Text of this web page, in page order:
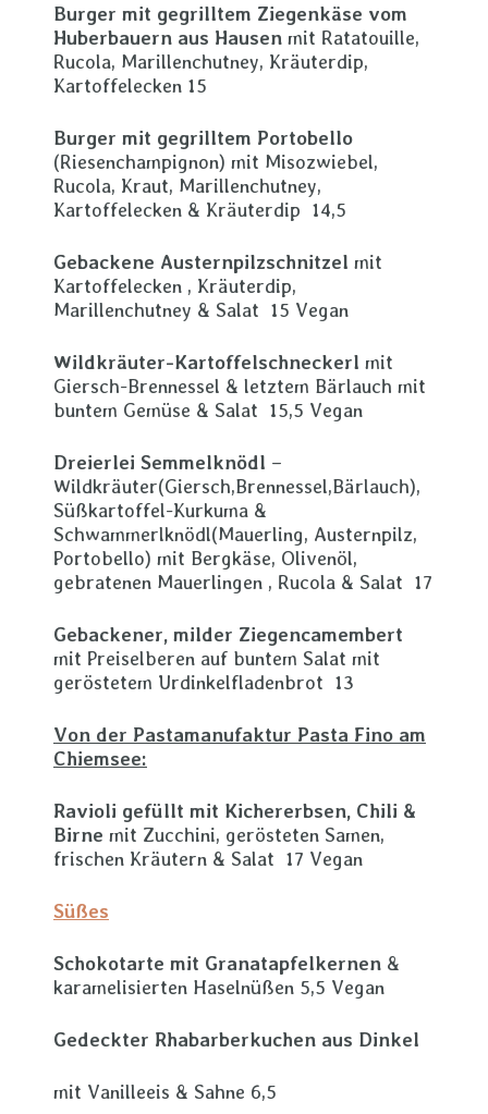
Burger mit gegrilltem Ziegenkäse vom
Huberbauern aus Hausen mit Ratatouille,
Rucola, Marillenchutney, Kräuterdip,
Kartoffelecken 15
Burger mit gegrilltem Portobello
(Riesenchampignon) mit Misozwiebel,
Rucola, Kraut, Marillenchutney,
Kartoffelecken & Kräuterdip 14,5
Gebackene Austernpilzschnitzel mit
Kartoffelecken , Kräuterdip,
Marillenchutney & Salat 15 Vegan
Wildkräuter-Kartoffelschneckerl mit
Giersch-Brennessel & letztem Bärlauch mit
buntem Gemüse & Salat 15,5 Vegan
Dreierlei Semmelknödl –
Wildkräuter(Giersch,Brennessel,Bärlauch),
Süßkartoffel-Kurkuma &
Schwammerlknödl(Mauerling, Austernpilz,
Portobello) mit Bergkäse, Olivenöl,
gebratenen Mauerlingen , Rucola & Salat 17
Gebackener, milder Ziegencamembert
mit Preiselberen auf buntem Salat mit
geröstetem Urdinkelfladenbrot 13
Von der Pastamanufaktur Pasta Fino am
Chiemsee:
Ravioli gefüllt mit Kichererbsen, Chili &
Birne mit Zucchini, gerösteten Samen,
frischen Kräutern & Salat 17 Vegan
Süßes
Schokotarte mit Granatapfelkernen &
karamelisierten Haselnüßen 5,5 Vegan
Gedeckter Rhabarberkuchen aus Dinkel
mit Vanilleeis & Sahne 6,5